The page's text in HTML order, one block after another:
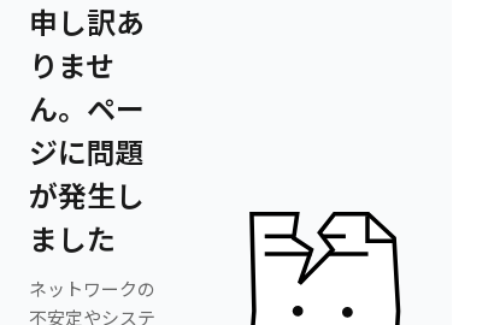
申し訳あ
りませ
ん。ペー
ジに問題
が発生し
ました
ネットワークの
不安定やシステ